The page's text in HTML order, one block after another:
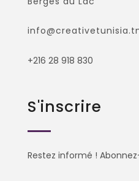
+216 28 918 830
S'inscrire
Restez informé !